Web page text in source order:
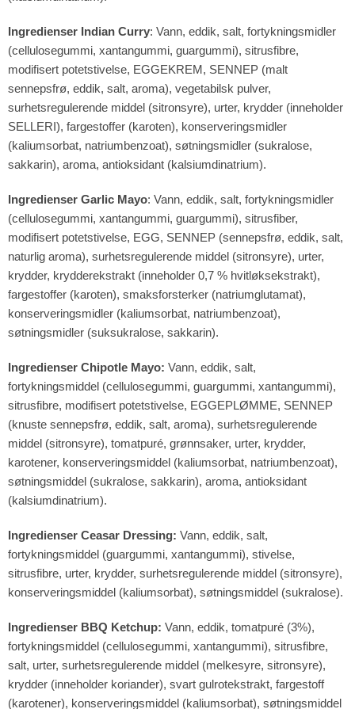
Ingredienser Indian Curry: Vann, eddik, salt, fortykningsmidler
(cellulosegummi, xantangummi, guargummi), sitrusfibre,
modifisert potetstivelse, EGGEKREM, SENNEP (malt
sennepsfrø, eddik, salt, aroma), vegetabilsk pulver,
surhetsregulerende middel (sitronsyre), urter, krydder (inneholder
SELLERI), fargestoffer (karoten), konserveringsmidler
(kaliumsorbat, natriumbenzoat), søtningsmidler (sukralose,
sakkarin), aroma, antioksidant (kalsiumdinatrium).
Ingredienser Garlic Mayo: Vann, eddik, salt, fortykningsmidler
(cellulosegummi, xantangummi, guargummi), sitrusfiber,
modifisert potetstivelse, EGG, SENNEP (sennepsfrø, eddik, salt,
naturlig aroma), surhetsregulerende middel (sitronsyre), urter,
krydder, krydderekstrakt (inneholder 0,7 % hvitløksekstrakt),
fargestoffer (karoten), smaksforsterker (natriumglutamat),
konserveringsmidler (kaliumsorbat, natriumbenzoat),
søtningsmidler (suksukralose, sakkarin).
Ingredienser Chipotle Mayo: Vann, eddik, salt,
fortykningsmiddel (cellulosegummi, guargummi, xantangummi),
sitrusfibre, modifisert potetstivelse, EGGEPLØMME, SENNEP
(knuste sennepsfrø, eddik, salt, aroma), surhetsregulerende
middel (sitronsyre), tomatpuré, grønnsaker, urter, krydder,
karotener, konserveringsmiddel (kaliumsorbat, natriumbenzoat),
søtningsmiddel (sukralose, sakkarin), aroma, antioksidant
(kalsiumdinatrium).
Ingredienser Ceasar Dressing: Vann, eddik, salt,
fortykningsmiddel (guargummi, xantangummi), stivelse,
sitrusfibre, urter, krydder, surhetsregulerende middel (sitronsyre),
konserveringsmiddel (kaliumsorbat), søtningsmiddel (sukralose).
Ingredienser BBQ Ketchup: Vann, eddik, tomatpuré (3%),
fortykningsmiddel (cellulosegummi, xantangummi), sitrusfibre,
salt, urter, surhetsregulerende middel (melkesyre, sitronsyre),
krydder (inneholder koriander), svart gulrotekstrakt, fargestoff
(karotener), konserveringsmiddel (kaliumsorbat), søtningsmiddel